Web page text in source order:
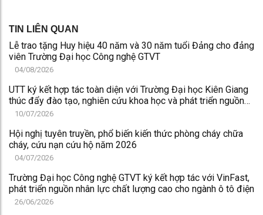
TIN LIÊN QUAN
Lễ trao tặng Huy hiệu 40 năm và 30 năm tuổi Đảng cho đảng
viên Trường Đại học Công nghệ GTVT
04/08/2026
UTT ký kết hợp tác toàn diện với Trường Đại học Kiên Giang
thúc đẩy đào tạo, nghiên cứu khoa học và phát triển nguồn
nhân lực chất lượng cao
10/07/2026
Hội nghị tuyên truyền, phổ biến kiến thức phòng cháy chữa
cháy, cứu nạn cứu hộ năm 2026
04/07/2026
Trường Đại học Công nghệ GTVT ký kết hợp tác với VinFast,
phát triển nguồn nhân lực chất lượng cao cho ngành ô tô điện
26/06/2026